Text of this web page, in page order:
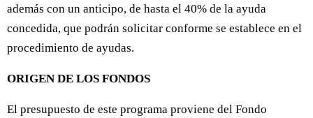
además con un anticipo, de hasta el 40% de la ayuda
concedida, que podrán solicitar conforme se establece en el
procedimiento de ayudas.
ORIGEN DE LOS FONDOS
El presupuesto de este programa proviene del Fondo